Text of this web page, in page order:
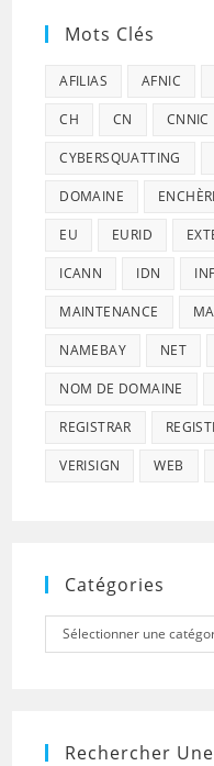
Mots Clés
AFILIAS AFNIC
CH CN CNNIC
CYBERSQUATTING
DOMAINE
EU EURID
ICANN IDN
MAINTENANCE
NAMEBAY NET
NOM DE DOMAINE
REGISTRAR
VERISIGN WEB
Catégories
Catégories
Sélectionner une
Rechercher